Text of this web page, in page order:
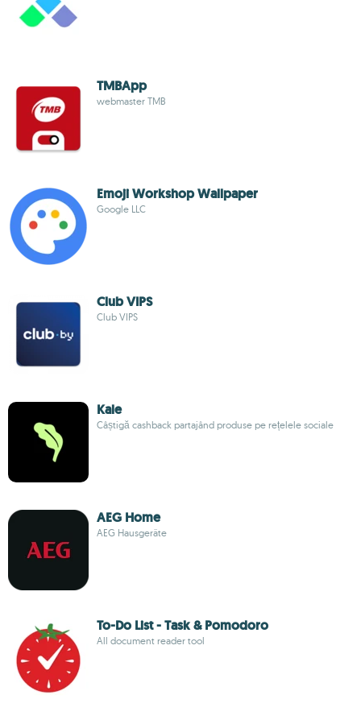
TMBApp
webmaster TMB
Emoji Workshop Wallpaper
Google LLC
Club VIPS
Club VIPS
Kale
Câștigă cashback partajând produse pe rețelele sociale
AEG Home
AEG Hausgeräte
To-Do List - Task & Pomodoro
All document reader tool